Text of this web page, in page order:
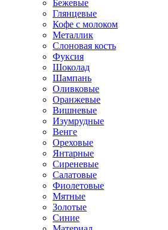
Бежевые
Глянцевые
Кофе с молоком
Металлик
Слоновая кость
Фуксия
Шоколад
Шампань
Оливковые
Оранжевые
Вишневые
Изумрудные
Венге
Ореховые
Янтарные
Сиреневые
Салатовые
Фиолетовые
Мятные
Золотые
Синие